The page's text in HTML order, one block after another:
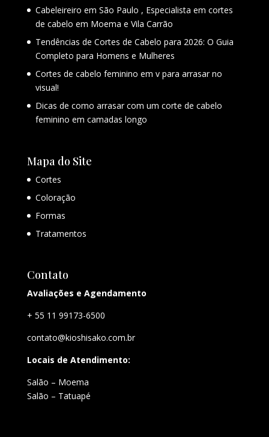
Cabeleireiro em São Paulo , Especialista em cortes
de cabelo em Moema e Vila Carrão
Tendências de Cortes de Cabelo para 2026: O Guia
Completo para Homens e Mulheres
Cortes de cabelo feminino em v para arrasar no
visual!
Dicas de como arrasar com um corte de cabelo
feminino em camadas longo
Mapa do Site
Cortes
Coloração
Formas
Tratamentos
Contato
Avaliações e Agendamento
+ 55 11 99173-6500
contato@kioshisako.com.br
Locais de Atendimento:
Salão – Moema
Salão – Tatuapé